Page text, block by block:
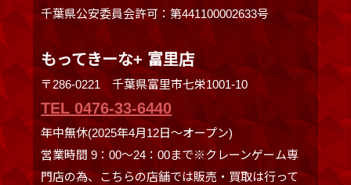
千葉県公安委員会許可：第441100002633号
もってきーな+ 富里店
〒286-0221 千葉県富里市七栄1001-10
TEL 0476-33-6440
年中無休(2025年4月12日～オープン)
営業時間 9：00～24：00まで※クレーンゲーム専
門店の為、こちらの店舗では販売・買取は行って